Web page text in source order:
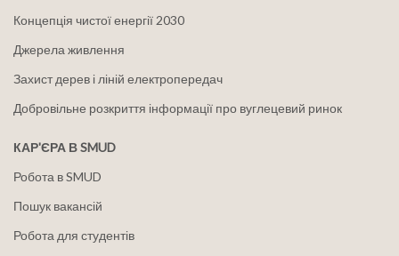
Концепція чистої енергії 2030
Джерела живлення
Захист дерев і ліній електропередач
Добровільне розкриття інформації про вуглецевий ринок
КАР'ЄРА В SMUD
Робота в SMUD
Пошук вакансій
Робота для студентів